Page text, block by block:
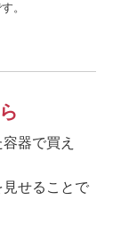
。
器で買え
せることで